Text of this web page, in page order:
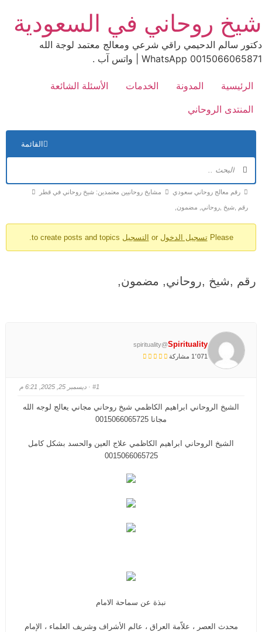
to
content
شيخ روحاني في السعودية
دكتور سالم الدحيمي راقي شرعي ومعالج معتمد لوجة الله
0015066065871 WhatsApp | واتس آب .
الرئيسية المدونة الخدمات
الأسئلة الشائعة
المنتدى الروحاني
القائمة
مسارات
تنقل
أنت
رقم معالج روحاني سعودي مشايخ روحانيين معتمدين: شيخ روحاني في قطر
رقم ,شيخ ,روحاني, مضمون,
Please تسجيل الدخول or التسجيل
رقم ,شيخ ,روحاني, مضمون,
Spirituality
@spirituality
1٬071 مشاركة
#1 · ديسمبر 25, 2025, 6:21 م
الشيخ الروحاني ابراهيم الكاظمي شيخ روحاني مجاني يعالج لوجه الله
مجانا 0015066065725
الشيخ الروحاني ابراهيم الكاظمي علاج العين والحسد بشكل كامل
0015066065725
نبذة عن سماحة الامام
محدث العصر ، علاّمة العراق ، عالم الأشراف وشريف العلماء ، الإمام